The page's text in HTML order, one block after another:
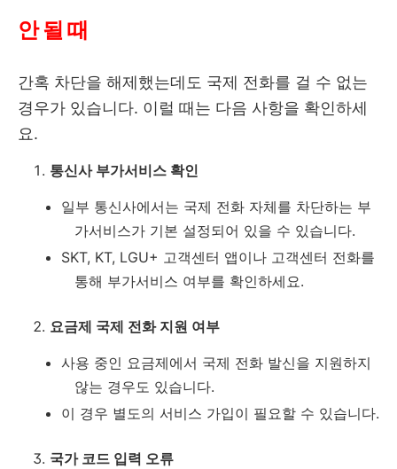
안 될 때
간혹 차단을 해제했는데도 국제 전화를 걸 수 없는
경우가 있습니다. 이럴 때는 다음 사항을 확인하세
요.
통신사 부가서비스 확인
일부 통신사에서는 국제 전화 자체를 차단하는 부
가서비스가 기본 설정되어 있을 수 있습니다.
SKT, KT, LGU+ 고객센터 앱이나 고객센터 전화를
통해 부가서비스 여부를 확인하세요.
요금제 국제 전화 지원 여부
사용 중인 요금제에서 국제 전화 발신을 지원하지
않는 경우도 있습니다.
이 경우 별도의 서비스 가입이 필요할 수 있습니다.
국가 코드 입력 오류